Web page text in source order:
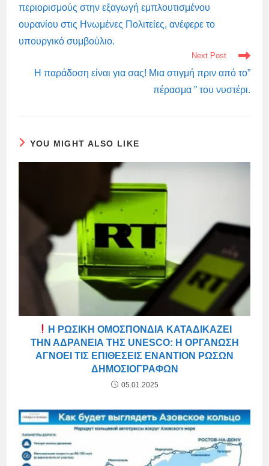
περιορισμούς στην εξαγωγή εμπλουτισμένου
ουρανίου στις Ηνωμένες Πολιτείες, ανέφερε το
υπουργικό συμβούλιο.
Next Post
Η παράδοση είναι για σας! Μια στιγμή πριν από το”
πέρασμα ” του νυστέρι.
YOU MIGHT ALSO LIKE
Η ΡΩΣΙΚΉ ΟΜΟΣΠΟΝΔΊΑ ΚΑΤΑΔΙΚΆΖΕΙ
ΤΗΝ ΑΔΡΆΝΕΙΑ ΤΗΣ UNESCO: Η ΟΡΓΆΝΩΣΗ
ΑΓΝΟΕΊ ΤΙΣ ΕΠΙΘΈΣΕΙΣ ΕΝΑΝΤΊΟΝ ΡΏΣΩΝ
ΔΗΜΟΣΙΟΓΡΆΦΩΝ
05.01.2025